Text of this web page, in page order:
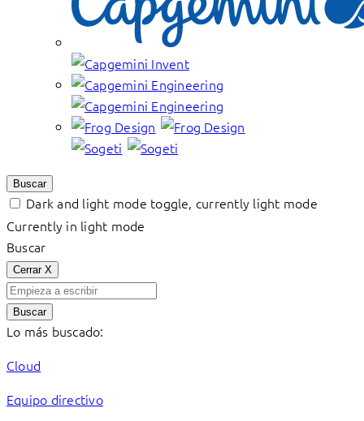
Buscar
Dark and light mode toggle, currently light mode
Currently in light mode
Buscar
Cerrar X
Buscar
Lo más buscado:
Cloud
Equipo directivo